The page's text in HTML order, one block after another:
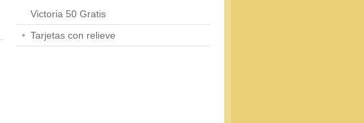
Victoria 50 Gratis
Tarjetas con relieve